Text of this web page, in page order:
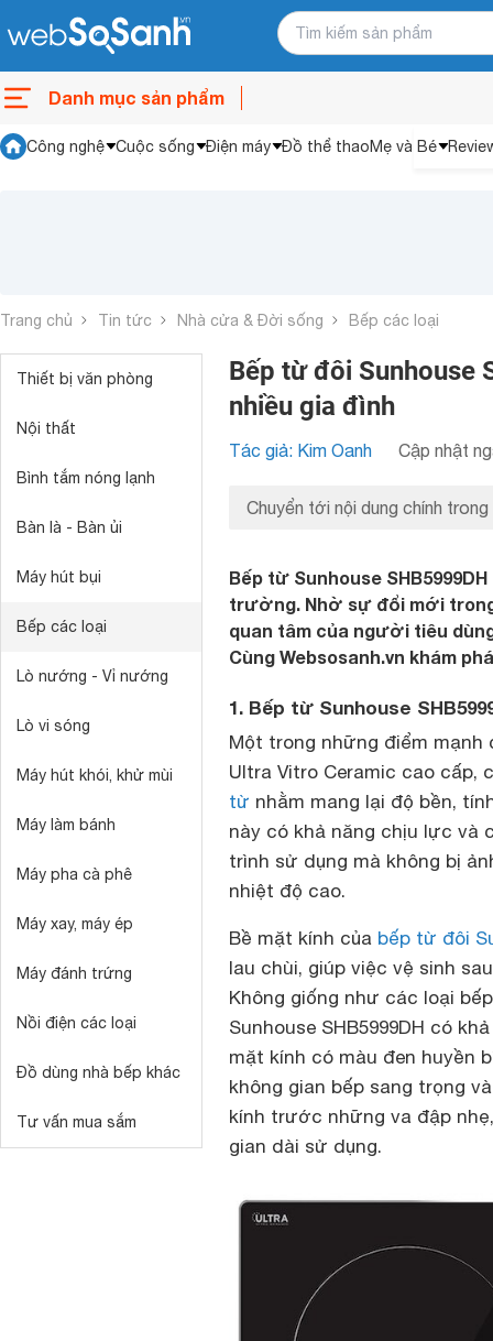
Danh mục sản phẩm
Công nghệ Cuộc sống Điện máy Đồ thể thaoMẹ và Bé
Trang chủ Tin tức Nhà cửa & Đời sống Bếp các loại
Thiết bị văn phòng
Nội thất
Bình tắm nóng lạnh
Bàn là - Bàn ủi
Máy hút bụi
Bếp các loại
Lò nướng - Vỉ nướng
Lò vi sóng
Máy hút khói, khử mùi
Máy làm bánh
Máy pha cà phê
Máy xay, máy ép
Máy đánh trứng
Nồi điện các loại
Đồ dùng nhà bếp khác
Tư vấn mua sắm
Bếp từ đôi Sunhouse
nhiều gia đình
Tác giả: Kim Oanh Cập nhật
Chuyển tới nội dung chính trong
Bếp từ Sunhouse
trường. Nhờ sự đổi mới
quan tâm của người tiêu
Cùng Websosanh.vn khám
1. Bếp từ Sunhouse
Một trong những điểm
Ultra Vitro Ceramic cao
từ nhằm mang lại độ bền,
này có khả năng chịu lực và
trình sử dụng mà không bị
nhiệt độ cao.
Bề mặt kính của bếp từ đôi
lau chùi, giúp việc vệ sinh
Không giống như các loại
Sunhouse SHB5999DH có
mặt kính có màu đen huyền
không gian bếp sang trọng
kính trước những va đập
gian dài sử dụng.